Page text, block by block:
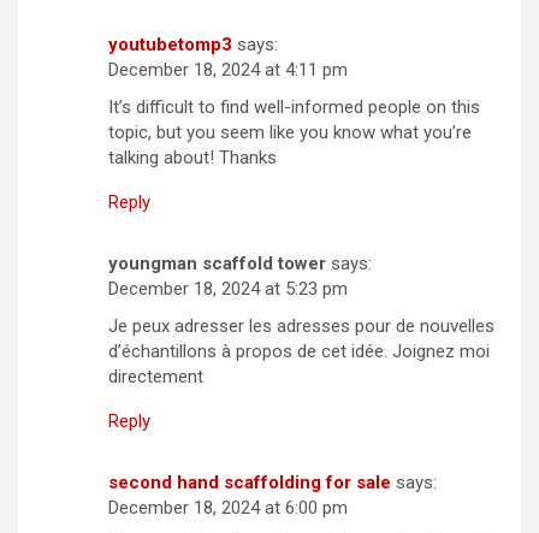
youtubetomp3 says:
December 18, 2024 at 4:11 pm
It’s difficult to find well-informed people on this
topic, but you seem like you know what you’re
talking about! Thanks
Reply
youngman scaffold tower says:
December 18, 2024 at 5:23 pm
Je peux adresser les adresses pour de nouvelles
d’échantillons à propos de cet idée. Joignez moi
directement
Reply
second hand scaffolding for sale says:
December 18, 2024 at 6:00 pm